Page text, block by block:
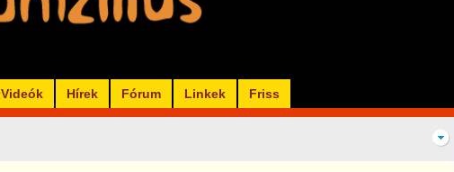
Videók Hírek Fórum Linkek Friss